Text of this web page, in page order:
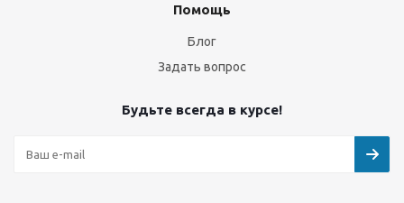
Помощь
Блог
Задать вопрос
Будьте всегда в курсе!